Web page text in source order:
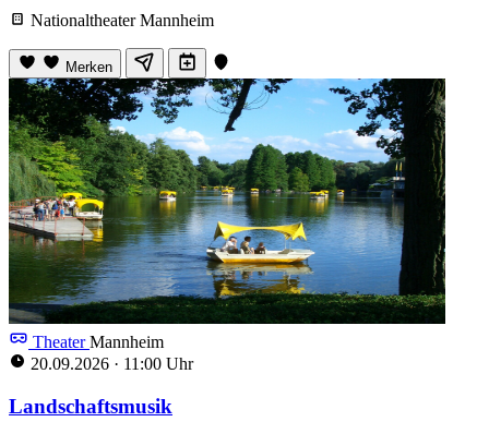
Nationaltheater Mannheim
Merken
TheaterMannheim
20.09.2026 · 11:00 Uhr
Landschaftsmusik